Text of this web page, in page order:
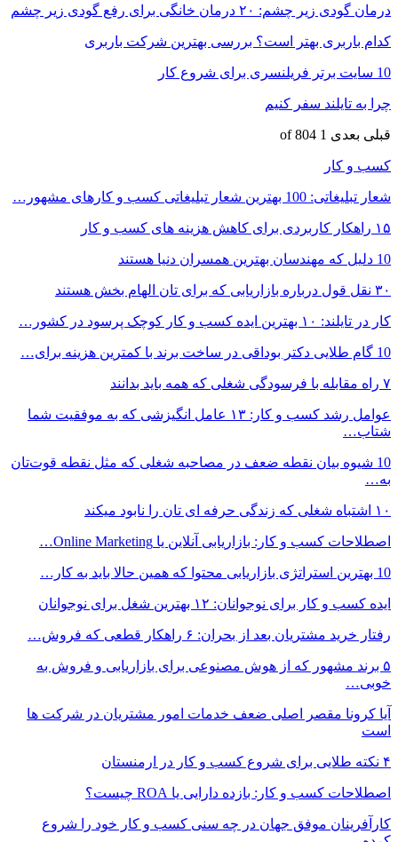
درمان گودی زیر چشم: ۲۰ درمان خانگی برای رفع گودی زیر چشم
کدام باربری بهتر است؟ بررسی بهترین شرکت باربری
10 سایت برتر فریلنسری برای شروع کار
چرا به تایلند سفر کنیم
قبلی بعدی 1 of 804
کسب و کار
شعار تبلیغاتی: 100 بهترین شعار تبلیغاتی کسب و کارهای مشهور…
۱۵ راهکار کاربردی برای کاهش هزینه های کسب و کار
10 دلیل که مهندسان بهترین همسران دنیا هستند
۳۰ نقل قول درباره بازاریابی که برای تان الهام بخش هستند
کار در تایلند: ۱۰ بهترین ایده کسب و کار کوچک پرسود در کشور…
10 گام طلایی دکتر بوداقی در ساخت برند با کمترین هزینه برای…
۷ راه مقابله با فرسودگی شغلی که همه باید بدانند
عوامل رشد کسب و کار: ۱۳ عامل انگیزشی که به موفقیت شما
شتاب…
10 شیوه بیان نقطه ضعف در مصاحبه شغلی که مثل نقطه قوت‌تان
به…
۱۰ اشتباه شغلی که زندگی حرفه ای تان را نابود میکند
اصطلاحات کسب و کار: بازاریابی آنلاین یا Online Marketing…
10 بهترین استراتژی بازاریابی محتوا که همین حالا باید به کار…
ایده کسب و کار برای نوجوانان: ۱۲ بهترین شغل برای نوجوانان
رفتار خرید مشتریان بعد از بحران: ۶ راهکار قطعی که فروش…
۵ برند مشهور که از هوش مصنوعی برای بازاریابی و فروش به
خوبی…
آیا کرونا مقصر اصلی ضعف خدمات امور مشتریان در شرکت ها
است
۴ نکته طلایی برای شروع کسب و کار در ارمنستان
اصطلاحات کسب و کار: بازده دارایی یا ROA چیست؟
کارآفرینان موفق جهان در چه سنی کسب و کار خود را شروع